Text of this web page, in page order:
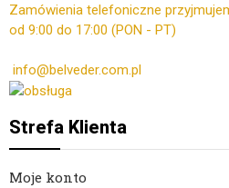
Zamówienia telefoniczne
od 9:00 do 17:00 (PON - PT)
info@belveder.com.pl
Strefa Klienta
Moje konto